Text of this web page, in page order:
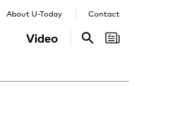
Video
About U-Today Contact
Search